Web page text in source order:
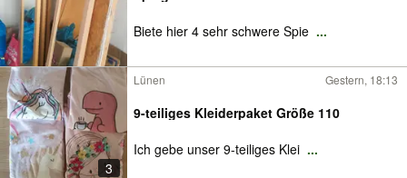
Biete hier 4 sehr schwere Spie ...
3
Lünen Gestern, 18:13
9-teiliges Kleiderpaket Größe 110
Ich gebe unser 9-teiliges Klei ...